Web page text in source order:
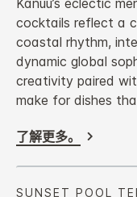
Kanuu’s eclectic
cocktails reflect a
coastal rhythm,
dynamic global
creativity paired
make for dishes
了解更多。